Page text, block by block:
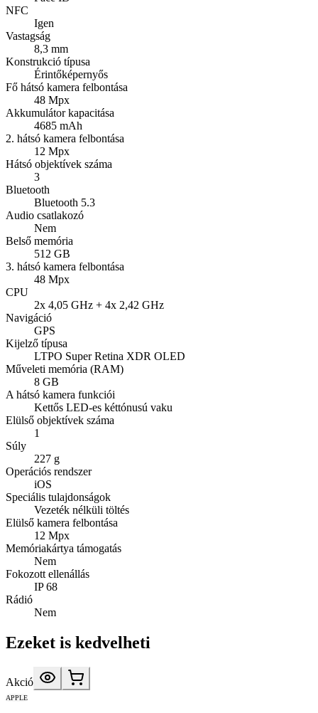
NFC
Igen
Vastagság
8,3 mm
Konstrukció típusa
Érintőképernyős
Fő hátsó kamera felbontása
48 Mpx
Akkumulátor kapacitása
4685 mAh
2. hátsó kamera felbontása
12 Mpx
Hátsó objektívek száma
3
Bluetooth
Bluetooth 5.3
Audio csatlakozó
Nem
Belső memória
512 GB
3. hátsó kamera felbontása
48 Mpx
CPU
2x 4,05 GHz + 4x 2,42 GHz
Navigáció
GPS
Kijelző típusa
LTPO Super Retina XDR OLED
Műveleti memória (RAM)
8 GB
A hátsó kamera funkciói
Kettős LED-es kéttónusú vaku
Elülső objektívek száma
1
Súly
227 g
Operációs rendszer
iOS
Speciális tulajdonságok
Vezeték nélküli töltés
Elülső kamera felbontása
12 Mpx
Memóriakártya támogatás
Nem
Fokozott ellenállás
IP 68
Rádió
Nem
Ezeket is kedvelheti
Akció
APPLE